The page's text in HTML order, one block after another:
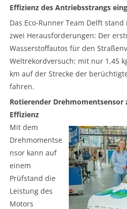
Effizienz des Antriebsstrangs
Das Eco-Runner Team Delft
zwei Herausforderungen: Der
Wasserstoffautos für den
Weltrekordversuch: mit nur 1,45
km auf der Strecke der
fahren.
Rotierender
Effizienz
Mit dem
Drehmomentse
nsor kann auf
einem
Prüfstand die
Leistung des
Motors